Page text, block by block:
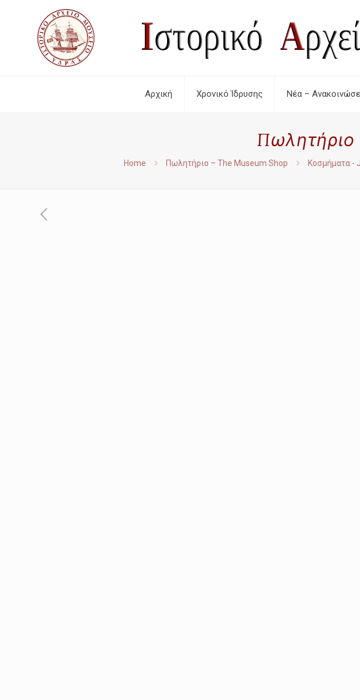
Αρχική Χρονικό Ίδρυσης Νέα –
Πωλητήριο
Home Πωλητήριο – The Museum Shop Κοσμήματα -